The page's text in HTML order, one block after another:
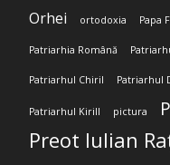
Orhei ortodoxia Papa
Patriarhia Română
Patriarhul Chiril Patriarhul
Patriarhul Kirill pictura
Preot Iulian